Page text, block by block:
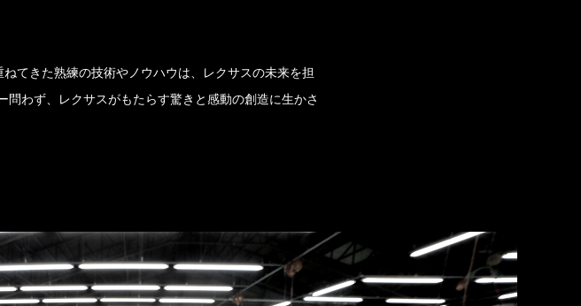
てきた熟練の技術やノウハウは、レクサスの未来を担
わず、レクサスがもたらす驚きと感動の創造に生かさ